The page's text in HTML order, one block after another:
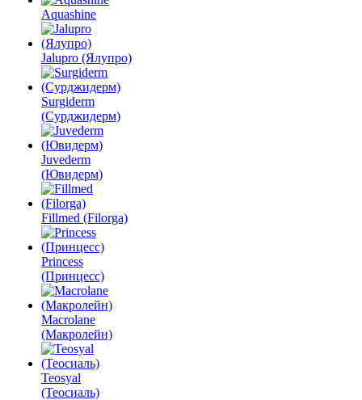
Aquashine
Jalupro (Ялупро)
Surgiderm
(Сурджидерм)
Juvederm
(Ювидерм)
Fillmed (Filorga)
Princess
(Принцесс)
Macrolane
(Макролейн)
Teosyal
(Теосиаль)